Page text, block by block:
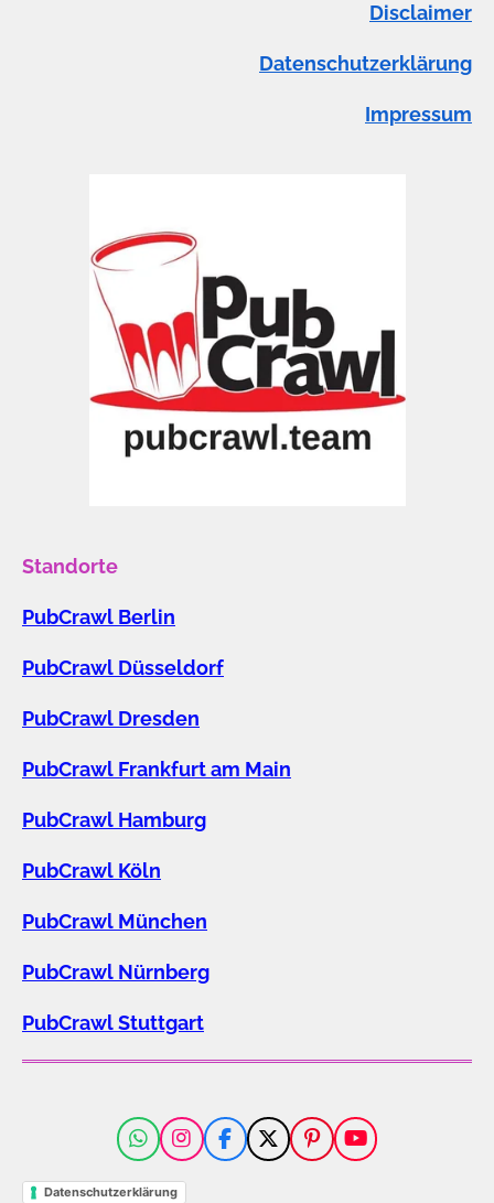
Disclaimer
Datenschutzerklärung
Impressum
Standorte
PubCrawl Berlin
PubCrawl Düsseldorf
PubCrawl Dresden
PubCrawl Frankfurt am Main
PubCrawl Hamburg
PubCrawl Köln
PubCrawl München
PubCrawl Nürnberg
PubCrawl Stuttgart
W
h
a
I
n
s
F
a
X
P
i
Y
o
Datenschutzerklärung